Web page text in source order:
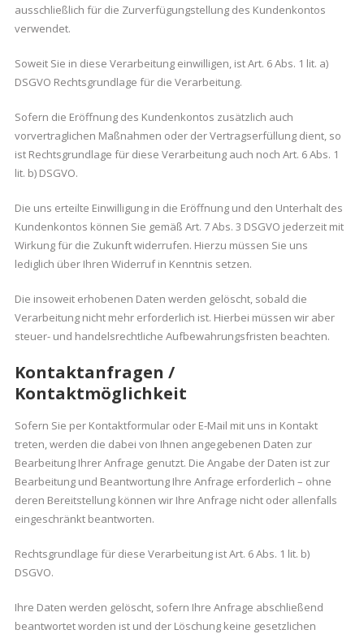
ausschließlich für die Zurverfügungstellung des Kundenkontos
verwendet.
Soweit Sie in diese Verarbeitung einwilligen, ist Art. 6 Abs. 1 lit. a)
DSGVO Rechtsgrundlage für die Verarbeitung.
Sofern die Eröffnung des Kundenkontos zusätzlich auch
vorvertraglichen Maßnahmen oder der Vertragserfüllung dient, so
ist Rechtsgrundlage für diese Verarbeitung auch noch Art. 6 Abs. 1
lit. b) DSGVO.
Die uns erteilte Einwilligung in die Eröffnung und den Unterhalt des
Kundenkontos können Sie gemäß Art. 7 Abs. 3 DSGVO jederzeit mit
Wirkung für die Zukunft widerrufen. Hierzu müssen Sie uns
lediglich über Ihren Widerruf in Kenntnis setzen.
Die insoweit erhobenen Daten werden gelöscht, sobald die
Verarbeitung nicht mehr erforderlich ist. Hierbei müssen wir aber
steuer- und handelsrechtliche Aufbewahrungsfristen beachten.
Kontaktanfragen /
Kontaktmöglichkeit
Sofern Sie per Kontaktformular oder E-Mail mit uns in Kontakt
treten, werden die dabei von Ihnen angegebenen Daten zur
Bearbeitung Ihrer Anfrage genutzt. Die Angabe der Daten ist zur
Bearbeitung und Beantwortung Ihre Anfrage erforderlich – ohne
deren Bereitstellung können wir Ihre Anfrage nicht oder allenfalls
eingeschränkt beantworten.
Rechtsgrundlage für diese Verarbeitung ist Art. 6 Abs. 1 lit. b)
DSGVO.
Ihre Daten werden gelöscht, sofern Ihre Anfrage abschließend
beantwortet worden ist und der Löschung keine gesetzlichen